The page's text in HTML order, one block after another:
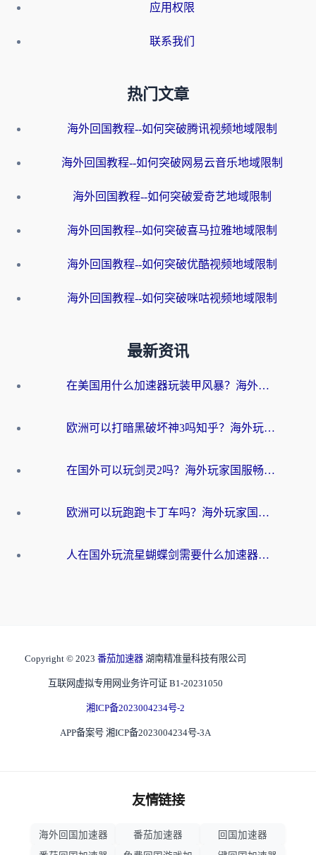
应用权限
联系我们
热门文章
海外回国教程--如何突破腾讯视频地域限制
海外回国教程--如何突破网易云音乐地域限制
海外回国教程--如何突破爱奇艺地域限制
海外回国教程--如何突破喜马拉雅地域限制
海外回国教程--如何突破优酷视频地域限制
海外回国教程--如何突破咪咕视频地域限制
最新资讯
在美国用什么加速器玩装甲风暴？海外玩家亲测有效的国服游戏加速指南
欧洲可以打暗黑破坏神3吗知乎？海外玩家国服游戏加速终极指南
在国外可以玩剑灵2吗？海外玩家国服畅玩终极指南（附永恒之塔明日方舟加速方案）
欧洲可以玩跑跑卡丁车吗？海外玩家国服游戏畅玩终极指南（附QQ炫舞剑网3解决方案）
人在国外玩流星蝴蝶剑需要什么加速器？老玩家亲测的终极解决方案
Copyright © 2023 番茄加速器 湖南精准量科技有限公司
互联网虚拟专用网业务许可证 B1-20231050
湘ICP备2023004234号-2
APP备案号 湘ICP备2023004234号-3A
友情链接
海外回国加速器 番茄加速器
回国加速器